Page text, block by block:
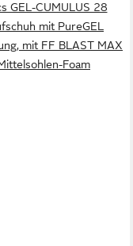
GEL-CUMULUS 28
mit PureGEL
mit FF BLAST MAX
Foam